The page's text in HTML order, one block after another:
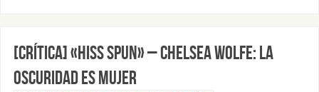
[CRÍTICA] «HISS SPUN» – CHELSEA WOLFE: LA
OSCURIDAD ES MUJER